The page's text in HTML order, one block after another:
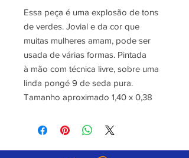
Essa peça é uma explosão de tons
de verdes. Jovial e da cor que
muitas mulheres amam, pode ser
usada de várias formas. Pintada
à mão com técnica livre, sobre uma
linda pongé 9 de seda pura.
Tamanho aproximado 1,40 x 0,38